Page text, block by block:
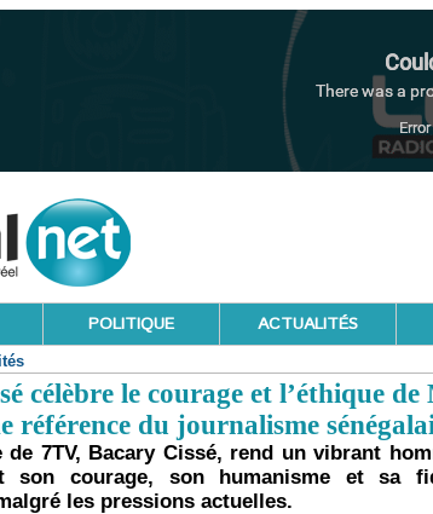
POLITIQUE ACTUALITÉS
célèbre le courage et l’éthique
référence du journalisme
7TV, Bacary Cissé, rend un vibrant
son courage, son humanisme et sa
les pressions actuelles.